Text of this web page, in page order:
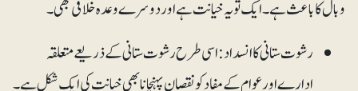
وبال کا باعث ہے۔ ایک تو یہ خیانت ہے اور دوسرے وعدہ خلافی بھی۔
رشوت ستانی کا انسداد: اسی طرح رشوت ستانی کے ذریعے متعلقہ
ادارے اور عوام کے مفاد کو نقصان پہنچانا بھی خیانت کی ایک شکل ہے۔